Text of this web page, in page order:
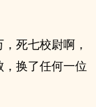
死七校尉啊，
换了任何一位